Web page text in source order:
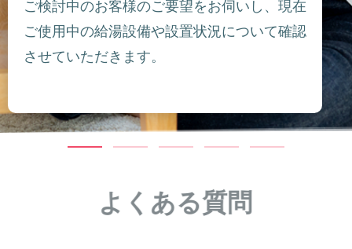
ご検討中のお客様のご要望をお伺いし、現在
ご使用中の給湯設備や設置状況について確認
させていただきます。
よくある質問